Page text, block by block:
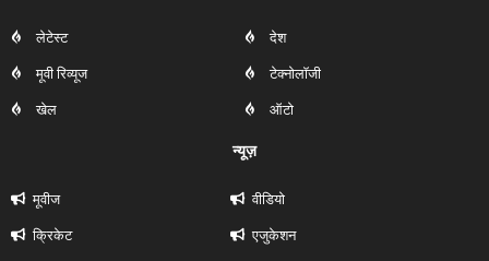
लेटेस्ट
मूवी रिव्यूज
खेल
देश
टेक्नोलॉजी
ऑटो
न्यूज़
मूवीज
क्रिकेट
वीडियो
एजुकेशन